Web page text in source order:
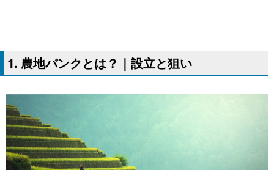
1. 農地バンクとは？｜設立と狙い